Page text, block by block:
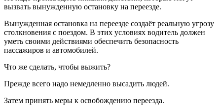
вызвать вынужденную остановку на переезде.
Вынужденная остановка на переезде создаёт реальную угрозу
столкновения с поездом. В этих условиях водитель должен
уметь своими действиями обеспечить безопасность
пассажиров и автомобилей.
Что же сделать, чтобы выжить?
Прежде всего надо немедленно высадить людей.
Затем принять меры к освобождению переезда.